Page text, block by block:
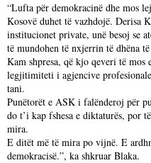
“Lufta për demokracinë dhe mos
Kosovë duhet të vazhdojë. Derisa
institucionet private, unë besoj se
të mundohen të nxjerrin të dhëna
Kam shpresa, që kjo qeveri të mos
legjitimiteti i agjencive
tani.
Punëtorët e ASK i falënderoj për
do t’i kap fshesa e diktaturës, por
mira.
E ditët më të mira po vijnë. E
demokracisë.”, ka shkruar Blaka.